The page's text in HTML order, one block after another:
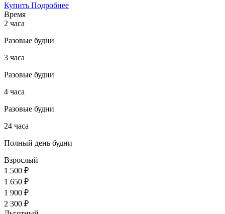
Купить Подробнее
Время
2 часа
Разовые будни
3 часа
Разовые будни
4 часа
Разовые будни
24 часа
Полный день будни
Взрослый
1 500 ₽
1 650 ₽
1 900 ₽
2 300 ₽